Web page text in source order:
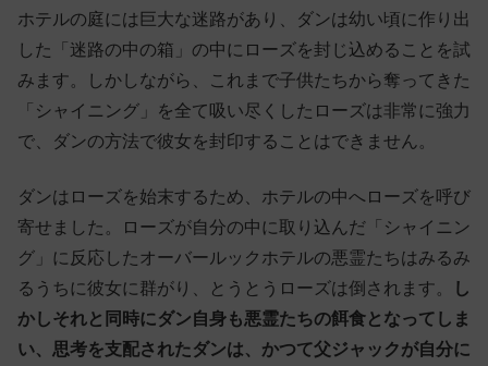
ホテルの庭には巨大な迷路があり、ダンは幼い頃に作り出
した「迷路の中の箱」の中にローズを封じ込めることを試
みます。しかしながら、これまで子供たちから奪ってきた
「シャイニング」を全て吸い尽くしたローズは非常に強力
で、ダンの方法で彼女を封印することはできません。
ダンはローズを始末するため、ホテルの中へローズを呼び
寄せました。ローズが自分の中に取り込んだ「シャイニン
グ」に反応したオーバールックホテルの悪霊たちはみるみ
るうちに彼女に群がり、とうとうローズは倒されます。
し
かしそれと同時にダン自身も悪霊たちの餌食となってしま
い、思考を支配されたダンは、かつて父ジャックが自分に